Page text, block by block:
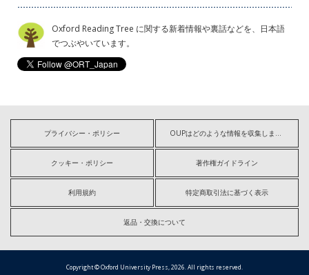
Oxford Reading Tree に関する新着情報や裏話などを、日本語
でつぶやいています。
プライバシー・ポリシー OUPはどのような情報を収集しますか?
クッキー・ポリシー 著作権ガイドライン
利用規約 特定商取引法に基づく表示
返品・交換について
Copyright © Oxford University Press, 2026. All rights reserved.